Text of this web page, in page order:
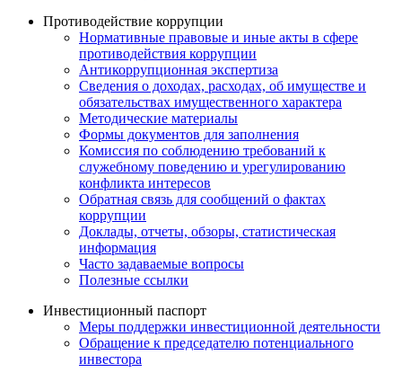
Противодействие коррупции
Нормативные правовые и иные акты в сфере
противодействия коррупции
Антикоррупционная экспертиза
Сведения о доходах, расходах, об имуществе и
обязательствах имущественного характера
Методические материалы
Формы документов для заполнения
Комиссия по соблюдению требований к
служебному поведению и урегулированию
конфликта интересов
Обратная связь для сообщений о фактах
коррупции
Доклады, отчеты, обзоры, статистическая
информация
Часто задаваемые вопросы
Полезные ссылки
Инвестиционный паспорт
Меры поддержки инвестиционной деятельности
Обращение к председателю потенциального
инвестора